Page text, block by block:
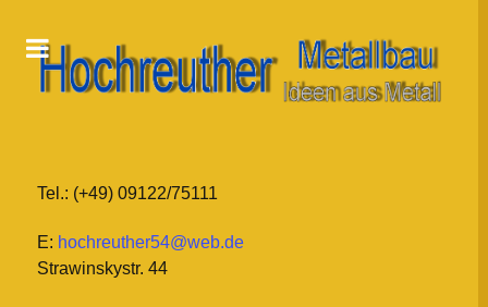
Tel.: (+49) 09122/75111
E: hochreuther54@web.de
Strawinskystr. 44